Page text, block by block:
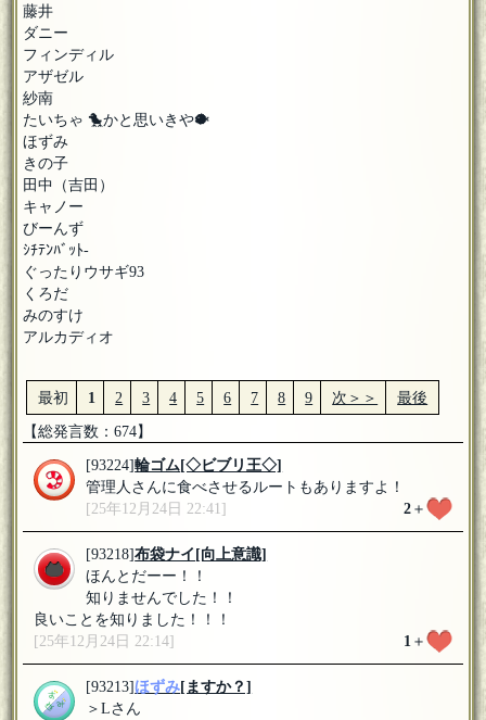
藤井
ダニー
フィンディル
アザゼル
紗南
たいちゃ 🐤かと思いきや🐡
ほずみ
きの子
田中（吉田）
キャノー
びーんず
ｼﾁﾃﾝﾊﾞｯﾄ-
ぐったりウサギ93
くろだ
みのすけ
アルカディオ
最初 1 2 3 4 5 6 7 8 9 次＞＞
最後
【総発言数：674】
[93224]輪ゴム[◇ビブリ王◇]
管理人さんに食べさせるルートもありますよ！
[25年12月24日 22:41]
2＋
[93218]布袋ナイ[向上意識]
ほんとだーー！！
知りませんでした！！
良いことを知りました！！！
[25年12月24日 22:14]
1＋
[93213]ほずみ[ますか？]
＞Lさん